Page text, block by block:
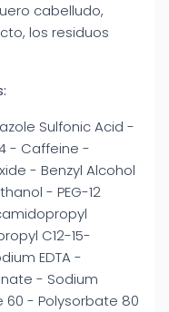
cabelludo,
los residuos
Sulfonic Acid -
- Caffeine -
- Benzyl Alcohol
- PEG-12
C12-15-
EDTA -
- Sodium
60 - Polysorbate 80